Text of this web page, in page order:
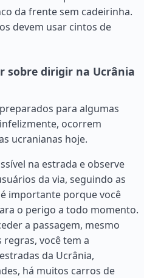
da frente sem cadeirinha.
devem usar cintos de
sobre dirigir na Ucrânia
para algumas
ocorrem
ucranianas hoje.
na estrada e observe
da via, seguindo as
importante porque você
o perigo a todo momento.
a passagem, mesmo
regras, você tem a
da Ucrânia,
há muitos carros de